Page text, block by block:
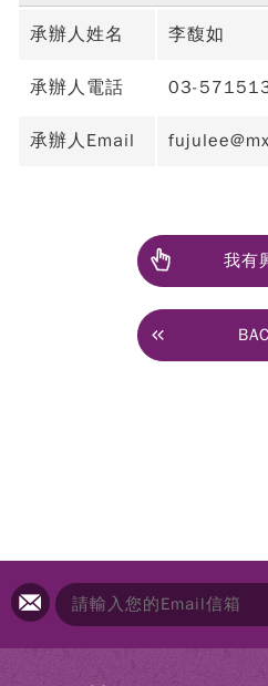
承辦人姓名 李馥如
承辦人電話 03-
承辦人Email
我有